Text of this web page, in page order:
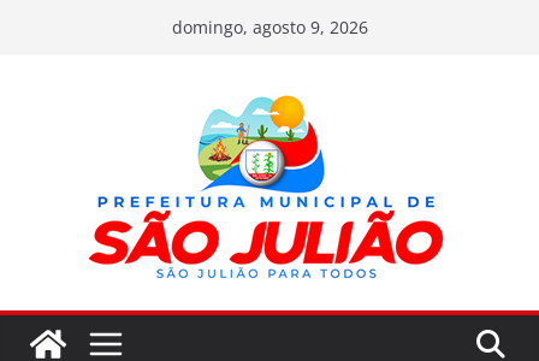
domingo, agosto 9, 2026